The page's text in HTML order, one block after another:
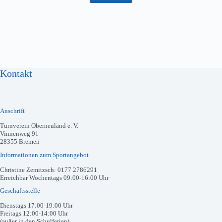
Kontakt
Anschrift
Turnverein Oberneuland e. V.
Vinnenweg 91
28355 Bremen
Informationen zum Sportangebot
Christine Zemitzsch: 0177 2786291
Erreichbar Wochentags 09:00-16:00 Uhr
Geschäftsstelle
Dienstags 17:00-19:00 Uhr
Freitags 12:00-14:00 Uhr